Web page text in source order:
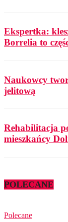
Ekspertka:
Borrelia to
Naukowcy
jelitową
Rehabilitacja
mieszkańcy
POLECANE
Polecane